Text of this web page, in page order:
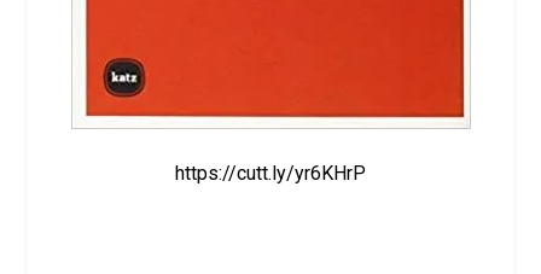
https://cutt.ly/yr6KHrP